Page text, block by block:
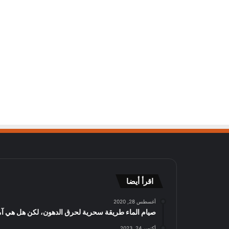
اقرأ أيضا
أغسطس 28, 2020
صيام الماء طريقة سحرية لحرق الدهون، لكن هل هي